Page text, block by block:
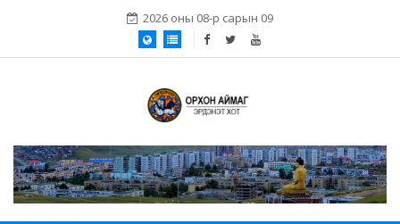
2026 оны 08-р сарын 09